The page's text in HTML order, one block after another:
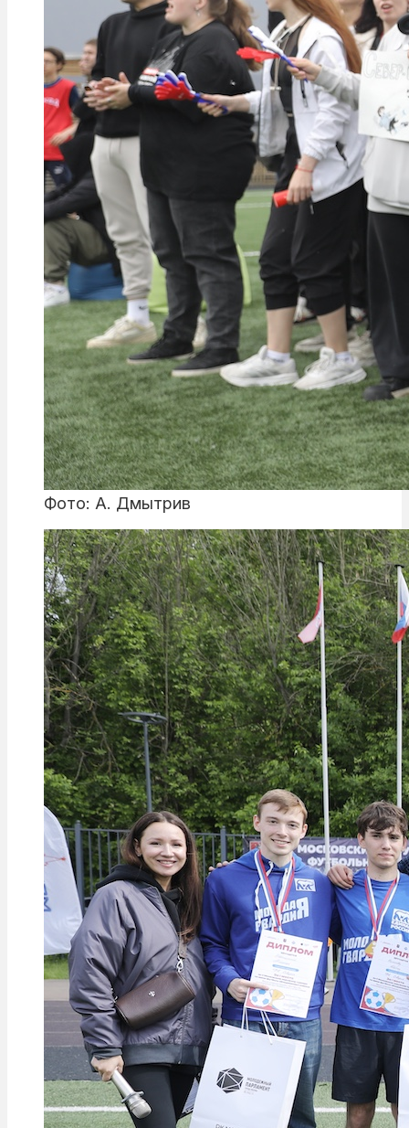
Фото: А. Дмытрив